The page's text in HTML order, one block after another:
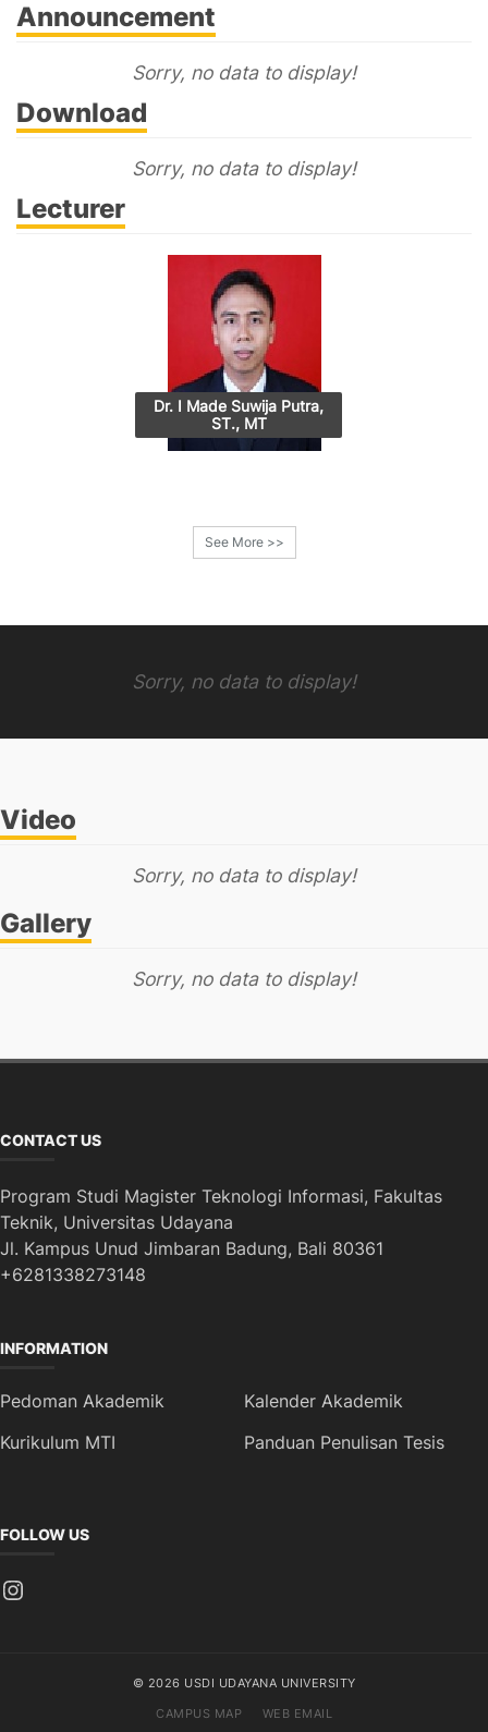
Announcement
Sorry, no data to display!
Download
Sorry, no data to display!
Lecturer
Dr. I Made Suwija Putra,
ST., MT
See More >>
Sorry, no data to display!
Video
Sorry, no data to display!
Gallery
Sorry, no data to display!
CONTACT US
Program Studi Magister Teknologi Informasi, Fakultas
Teknik, Universitas Udayana
Jl. Kampus Unud Jimbaran Badung, Bali 80361
+6281338273148
INFORMATION
Pedoman Akademik
Kalender Akademik
Kurikulum MTI
Panduan Penulisan Tesis
FOLLOW US
Instagram
© 2026 USDI UDAYANA UNIVERSITY
CAMPUS MAP
WEB EMAIL